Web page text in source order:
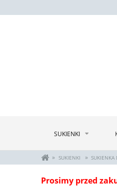
SUKIENKI
» SUKIENKI » SUKIENKA
Prosimy przed